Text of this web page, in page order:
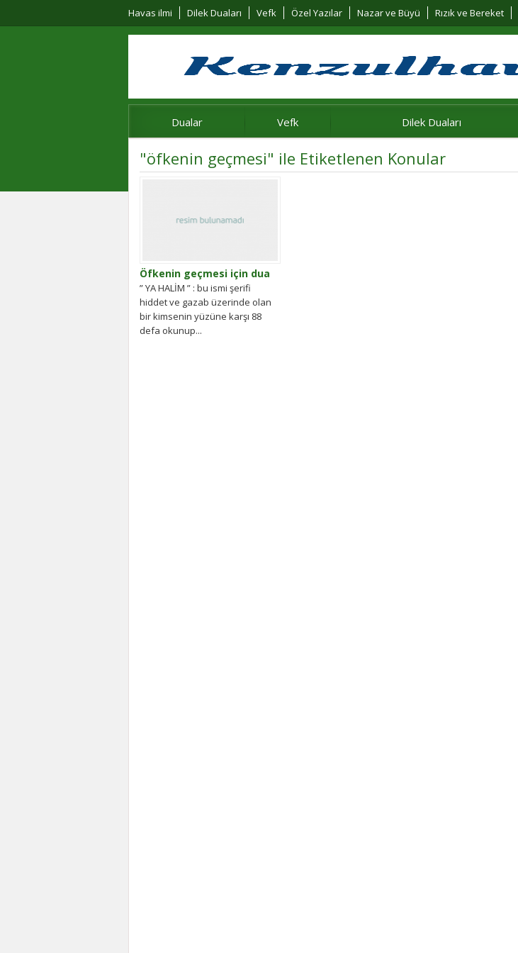
Havas ilmi Dilek Duaları Vefk Özel Yazılar Nazar ve Büyü Rızık ve Bereket
Dualar Vefk Dilek Duaları
"öfkenin geçmesi" ile Etiketlenen Konular
Öfkenin geçmesi için dua
” YA HALİM ” : bu ismi şerifi
hiddet ve gazab üzerinde olan
bir kimsenin yüzüne karşı 88
defa okunup...